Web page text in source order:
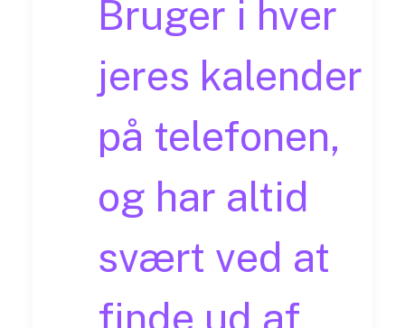
Bruger i hver
jeres kalender
på telefonen,
og har altid
svært ved at
finde ud af